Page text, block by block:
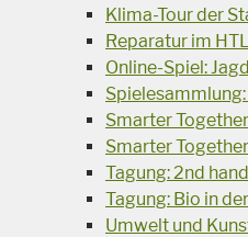
Klima-Tour der
Reparatur im
Online-Spiel:
Spielesammlung:
Smarter
Smarter
Tagung: 2nd
Tagung: Bio in
Umwelt und